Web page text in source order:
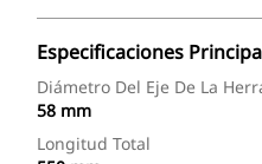
Especificaciones
Diámetro Del Eje De La
58 mm
Longitud Total